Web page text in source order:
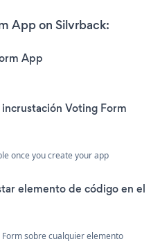
App on Silvrback:
App
Voting Form
once you create your app
elemento de código en el
sobre cualquier elemento